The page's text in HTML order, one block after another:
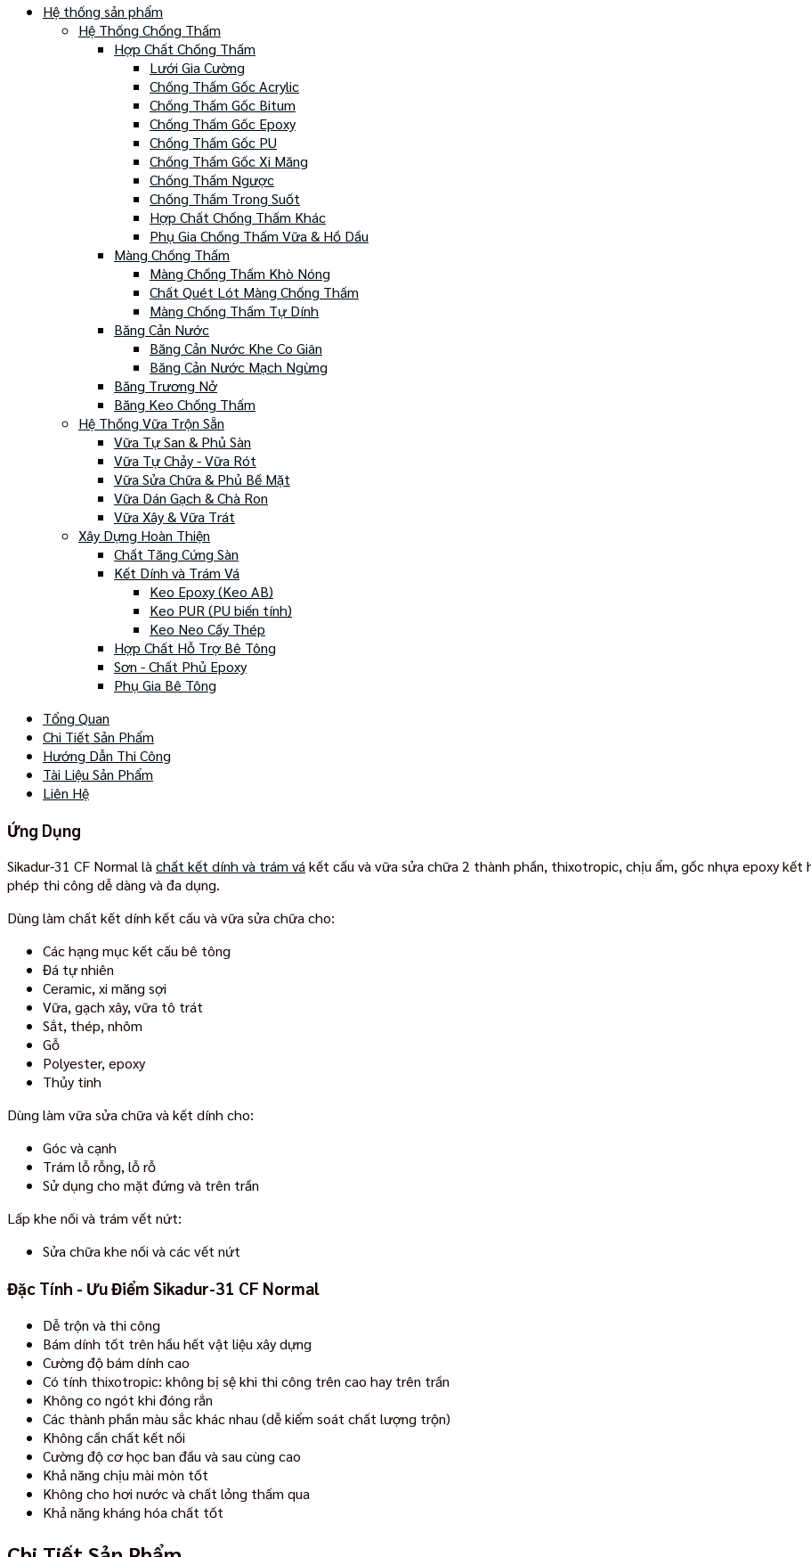
lượngHệ thống sản phẩm
Hệ Thống Chống Thấm
Hợp Chất Chống Thấm
Lưới Gia Cường
Chống Thấm Gốc Acrylic
Chống Thấm Gốc Bitum
Chống Thấm Gốc Epoxy
Chống Thấm Gốc PU
Chống Thấm Gốc Xi Măng
Chống Thấm Ngược
Chống Thấm Trong Suốt
Hợp Chất Chống Thấm Khác
Phụ Gia Chống Thấm Vữa & Hồ Dầu
Màng Chống Thấm
Màng Chống Thấm Khò Nóng
Chất Quét Lót Màng Chống Thấm
Màng Chống Thấm Tự Dính
Băng Cản Nước
Băng Cản Nước Khe Co Giãn
Băng Cản Nước Mạch Ngừng
Băng Trương Nở
Băng Keo Chống Thấm
Hệ Thống Vữa Trộn Sẵn
Vữa Tự San & Phủ Sàn
Vữa Tự Chảy - Vữa Rót
Vữa Sửa Chữa & Phủ Bề Mặt
Vữa Dán Gạch & Chà Ron
Vữa Xây & Vữa Trát
Xây Dựng Hoàn Thiện
Chất Tăng Cứng Sàn
Kết Dính và Trám Vá
Keo Epoxy (Keo AB)
Keo PUR (PU biến tính)
Keo Neo Cấy Thép
Hợp Chất Hỗ Trợ Bê Tông
Sơn - Chất Phủ Epoxy
Phụ Gia Bê Tông
Tổng Quan
Chi Tiết Sản Phẩm
Hướng Dẫn Thi Công
Tài Liệu Sản Phẩm
Liên Hệ
Ứng Dụng
Sikadur-31 CF Normal làchất kết dính và trám vákết cấu và vữa sửa chữa 2 thành phần, thixotropic, chịu ẩm, gốc nhựa epoxy
phép thi công dễ dàng và đa dụng.
Dùng làm chất kết dính kết cấu và vữa sửa chữa cho:
Các hạng mục kết cấu bê tông
Đá tự nhiên
Ceramic, xi măng sợi
Vữa, gạch xây, vữa tô trát
Sắt, thép, nhôm
Gỗ
Polyester, epoxy
Thủy tinh
Dùng làm vữa sửa chữa và kết dính cho:
Góc và cạnh
Trám lỗ rỗng, lỗ rỗ
Sử dụng cho mặt đứng và trên trần
Lấp khe nối và trám vết nứt:
Sửa chữa khe nối và các vết nứt
Đặc Tính - Ưu Điểm Sikadur-31 CF Normal
Dễ trộn và thi công
Bám dính tốt trên hầu hết vật liệu xây dựng
Cường độ bám dính cao
Có tính thixotropic: không bị sệ khi thi công trên cao hay trên trần
Không co ngót khi đóng rắn
Các thành phần màu sắc khác nhau (dễ kiểm soát chất lượng trộn)
Không cần chất kết nối
Cường độ cơ học ban đầu và sau cùng cao
Khả năng chịu mài mòn tốt
Không cho hơi nước và chất lỏng thấm qua
Khả năng kháng hóa chất tốt